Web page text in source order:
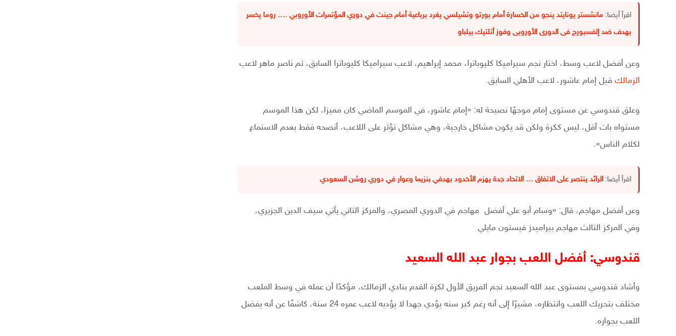
اقرأ أيضا: مانشستر يونايتد ينجو من الخسارة أمام بورتو وتشيلسي يغرد برباعية أمام جينت في دوري المؤتمرات الأوروبي …. روما يخسر
بهدف ضد إلفسبورج فى الدورى الأوروبى وفوز أتلتيك بيلباو
وعن أفضل لاعب وسط، اختار نجم سيراميكا كليوباترا، محمد إبراهيم، لاعب سيراميكا كليوباترا السابق، ثم ناصر ماهر لاعب
الزمالك قبل إمام عاشور، لاعب الأهلي السابق.
وعلق قندوسي عن مستوى إمام موجهًا نصيحة له: «إمام عاشور، في الموسم الماضي كان مميزا، لكن هذا الموسم
مستواه بات أقل، ليس ككرة ولكن قد يكون مشاكل خارجية، وهي مشاكل تؤثر على اللاعب، أنصحه فقط بعدم الاستماع
لكلام الناس».
اقرأ أيضا: الرائد ينتصر على الاتفاق … الاتحاد جدة يهزم الأخدود بهدفي بنزيما وعوار في دوري روشن السعودي
وعن أفضل مهاجم، قال: «وسام أبو علي أفضل مهاجم في الدوري المصري، والمركز الثاني يأتي سيف الدين الجزيري،
وفي المركز الثالث مهاجم بيراميدز فيستون مايلي
قندوسي: أفضل اللعب بجوار عبد الله السعيد
وأشاد قندوسي بمستوى عبد الله السعيد نجم الفريق الأول لكرة القدم بنادي الزمالك، مؤكدًا أن عمله في وسط الملعب
مختلف بتحريك اللعب وانتظاره، مشيرًا إلى أنه رغم كبر سنه يؤدي جهدا لا يؤديه لاعب عمره 24 سنة، كاشفًا عن أنه يفضل
اللعب بجواره.